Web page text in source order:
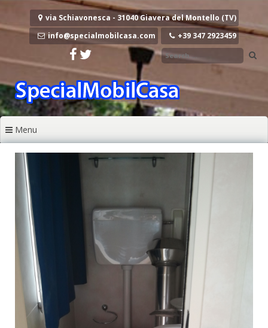
Vai al contenuto
via Schiavonesca - 31040 Giavera del Montello (TV)
info@specialmobilcasa.com
+39 347 2923459
Menu